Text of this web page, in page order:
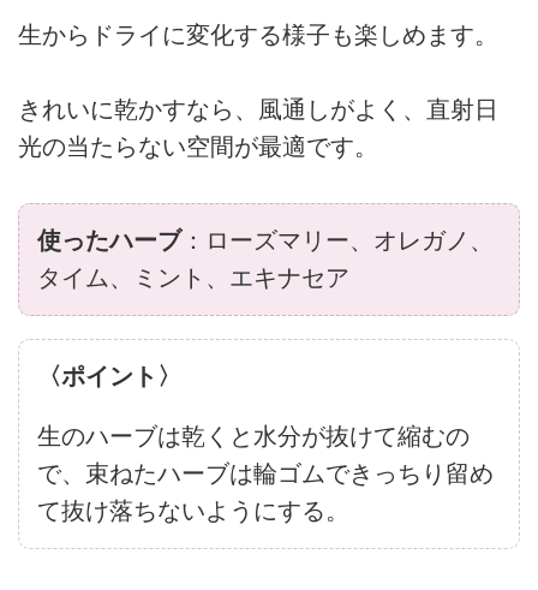
生からドライに変化する様子も楽しめます。
きれいに乾かすなら、風通しがよく、直射日
光の当たらない空間が最適です。
使ったハーブ：ローズマリー、オレガノ、
タイム、ミント、エキナセア
〈ポイント〉
生のハーブは乾くと水分が抜けて縮むの
で、束ねたハーブは輪ゴムできっちり留め
て抜け落ちないようにする。